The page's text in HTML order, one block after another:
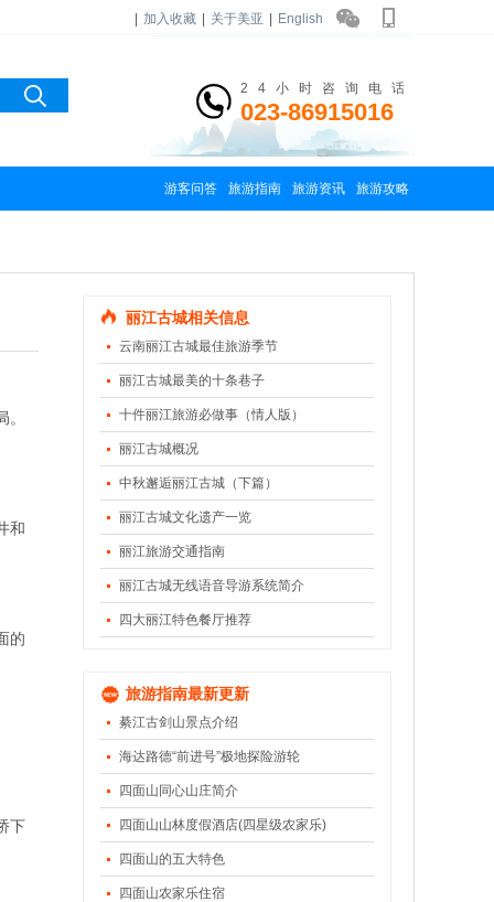
加入收藏 关于美亚 English
24小时咨询电话
023-86915016
游客问答 旅游指南 旅游资讯 旅游攻略
和
的
下
丽江古城相关信息
云南丽江古城最佳旅游季节
丽江古城最美的十条巷子
十件丽江旅游必做事（情人版）
丽江古城概况
中秋邂逅丽江古城（下篇）
丽江古城文化遗产一览
丽江旅游交通指南
丽江古城无线语音导游系统简介
四大丽江特色餐厅推荐
旅游指南最新更新
綦江古剑山景点介绍
海达路德“前进号”极地探险游轮
四面山同心山庄简介
四面山山林度假酒店(四星级农家乐)
四面山的五大特色
四面山农家乐住宿